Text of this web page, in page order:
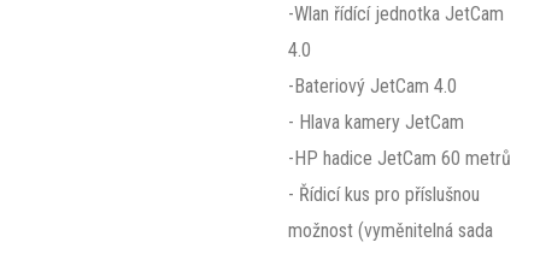
-Wlan řídící jednotka JetCam
4.0
-Bateriový JetCam 4.0
- Hlava kamery JetCam
-HP hadice JetCam 60 metrů
- Řídicí kus pro příslušnou
možnost (vyměnitelná sada